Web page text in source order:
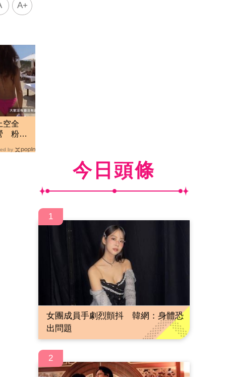
A+
空全
粉紅
by
今日頭條
1
女團成員手劇烈顫抖 韓網：身體恐
出問題
2